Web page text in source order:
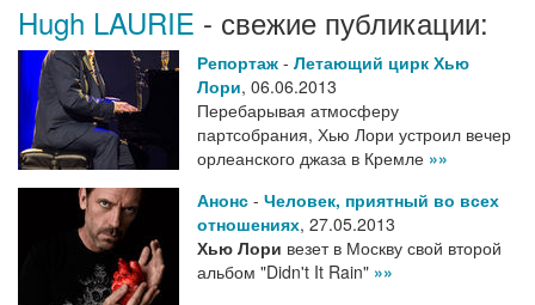
Hugh LAURIE - свежие публикации:
Репортаж - Летающий цирк Хью
Лори, 06.06.2013
Перебарывая атмосферу
партсобрания, Хью Лори устроил вечер
орлеанского джаза в Кремле »»
Анонс - Человек, приятный во всех
отношениях, 27.05.2013
Хью Лори везет в Москву свой второй
альбом "Didn't It Rain" »»